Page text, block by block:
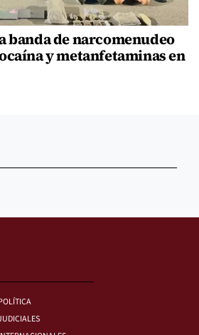
banda de narcomenudeo
y metanfetaminas en